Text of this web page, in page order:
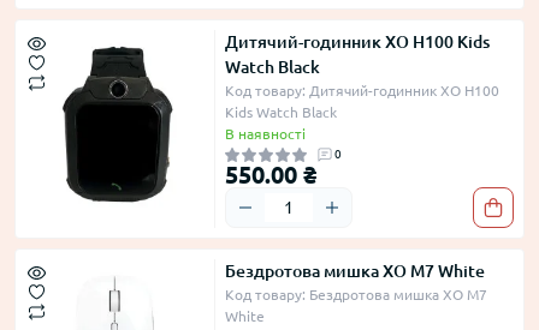
Дитячий-годинник XO H100 Kids
Watch Black
Код товару: Дитячий-годинник XO H100
Kids Watch Black
В наявності
0
550.00 ₴
Бездротова мишка XO M7 White
Код товару: Бездротова мишка XO M7
White